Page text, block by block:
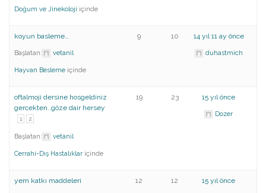
Doğum ve Jinekoloji içinde
koyun basleme…
Başlatan: vetanil
Hayvan Besleme içinde
9 10 14 yıl 11 ay önce
duhastmich
oftalmoji dersine hosgeldiniz
gercekten..göze dair hersey
1 2
Başlatan: vetanil
Cerrahi-Dış Hastalıklar içinde
19 23 15 yıl önce
Dozer
yem katkı maddeleri 12 12 15 yıl önce